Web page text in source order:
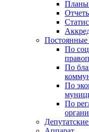
Планы
Постоянные
По
По
По
По